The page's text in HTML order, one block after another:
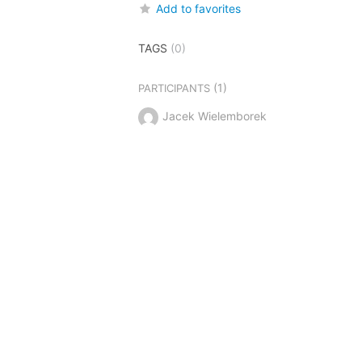
Add to favorites
TAGS (0)
PARTICIPANTS(1)
Jacek Wielemborek